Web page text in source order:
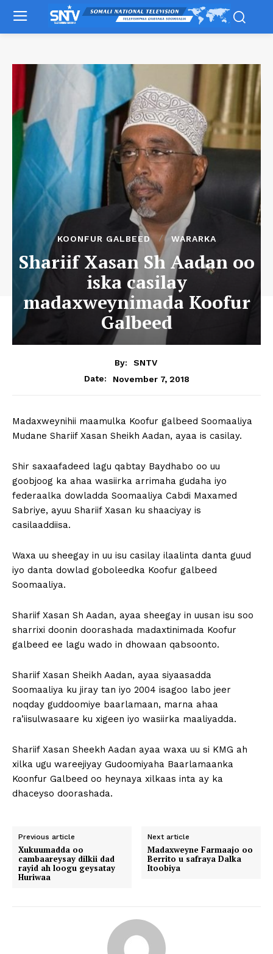
KOONFUR GALBEED WARARKA
Shariif Xasan Sh Aadan oo
iska casilay
madaxweynimada Koofur
Galbeed
By:
SNTV
Date:
November 7, 2018
Madaxweynihii maamulka Koofur galbeed Soomaaliya
Mudane Shariif Xasan Sheikh Aadan, ayaa is casilay.
Shir saxaafadeed lagu qabtay Baydhabo oo uu
goobjoog ka ahaa wasiirka arrimaha gudaha iyo
federaalka dowladda Soomaaliya Cabdi Maxamed
Sabriye, ayuu Shariif Xasan ku shaaciyay is
casilaaddiisa.
Waxa uu sheegay in uu isu casilay ilaalinta danta guud
iyo danta dowlad goboleedka Koofur galbeed
Soomaaliya.
Shariif Xasan Sh Aadan, ayaa sheegay in uusan isu soo
sharrixi doonin doorashada madaxtinimada Koofur
galbeed ee lagu wado in dhowaan qabsoonto.
Shariif Xasan Sheikh Aadan, ayaa siyaasadda
Soomaaliya ku jiray tan iyo 2004 isagoo labo jeer
noqday guddoomiye baarlamaan, marna ahaa
ra’iisulwasaare ku xigeen iyo wasiirka maaliyadda.
Shariif Xasan Sheekh Aadan ayaa waxa uu si KMG ah
xilka ugu wareejiyay Gudoomiyaha Baarlamaanka
Koonfur Galbeed oo heynaya xilkaas inta ay ka
dhaceyso doorashada.
Previous article
Xukuumadda oo
cambaareysay dilkii dad
rayid ah loogu geysatay
Huriwaa
Next article
Madaxweyne Farmaajo oo
Berrito u safraya Dalka
Itoobiya